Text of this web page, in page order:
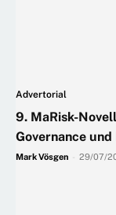
Advertorial
9. MaRisk-
Governance
Mark Vösgen 29/07/